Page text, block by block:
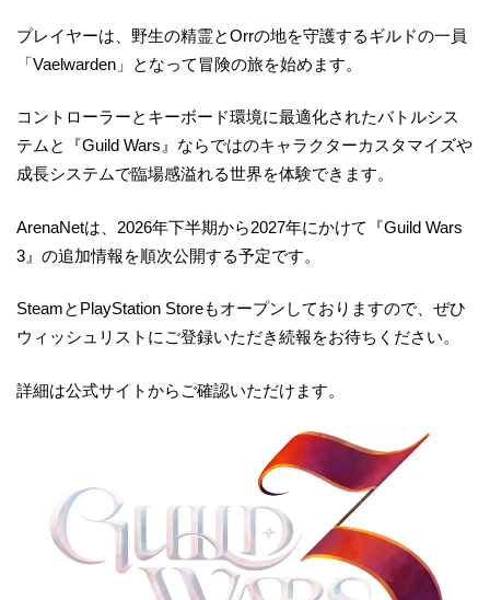
プレイヤーは、野生の精霊とOrrの地を守護するギルドの一員
「Vaelwarden」となって冒険の旅を始めます。
コントローラーとキーボード環境に最適化されたバトルシス
テムと『Guild Wars』ならではのキャラクターカスタマイズや
成長システムで臨場感溢れる世界を体験できます。
ArenaNetは、2026年下半期から2027年にかけて『Guild Wars
3』の追加情報を順次公開する予定です。
SteamとPlayStation Storeもオープンしておりますので、ぜひ
ウィッシュリストにご登録いただき続報をお待ちください。
詳細は公式サイトからご確認いただけます。